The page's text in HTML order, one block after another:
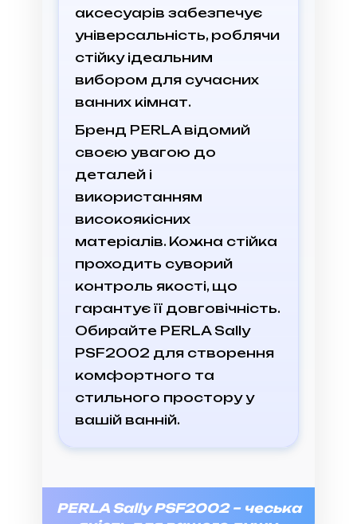
аксесуарів забезпечує
універсальність, роблячи
стійку ідеальним
вибором для сучасних
ванних кімнат.
Бренд PERLA відомий
своєю увагою до
деталей і
використанням
високоякісних
матеріалів. Кожна стійка
проходить суворий
контроль якості, що
гарантує її довговічність.
Обирайте PERLA Sally
PSF2002 для створення
комфортного та
стильного простору у
вашій ванній.
PERLA Sally PSF2002 – чеська